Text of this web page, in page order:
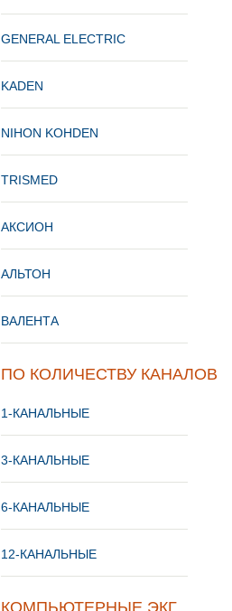
GENERAL ELECTRIC
KADEN
NIHON KOHDEN
TRISMED
АКСИОН
АЛЬТОН
ВАЛЕНТА
ПО КОЛИЧЕСТВУ КАНАЛОВ
1-КАНАЛЬНЫЕ
3-КАНАЛЬНЫЕ
6-КАНАЛЬНЫЕ
12-КАНАЛЬНЫЕ
КОМПЬЮТЕРНЫЕ ЭКГ